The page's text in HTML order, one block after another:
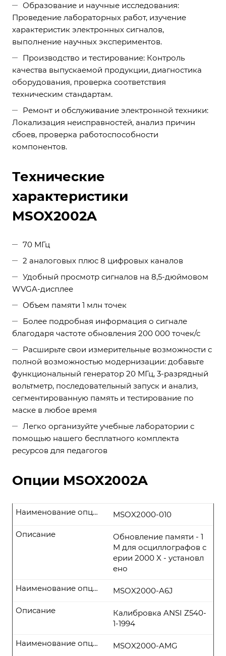
Образование и научные исследования:
Проведение лабораторных работ, изучение
характеристик электронных сигналов,
выполнение научных экспериментов.
Производство и тестирование: Контроль
качества выпускаемой продукции, диагностика
оборудования, проверка соответствия
техническим стандартам.
Ремонт и обслуживание электронной техники:
Локализация неисправностей, анализ причин
сбоев, проверка работоспособности
компонентов.
Технические
характеристики
MSOX2002A
70 МГц
2 аналоговых плюс 8 цифровых каналов
Удобный просмотр сигналов на 8,5-дюймовом
WVGA-дисплее
Объем памяти 1 млн точек
Более подробная информация о сигнале
благодаря частоте обновления 200 000 точек/с
Расширьте свои измерительные возможности с
полной возможностью модернизации: добавьте
функциональный генератор 20 МГц, 3-разрядный
вольтметр, последовательный запуск и анализ,
сегментированную память и тестирование по
маске в любое время
Легко организуйте учебные лаборатории с
помощью нашего бесплатного комплекта
ресурсов для педагогов
Опции MSOX2002A
MSOX2000-010
Наименование опции
Обновление памяти - 1
М для осциллографов с
ерии 2000 X - установл
ено
Описание
MSOX2000-A6J
Наименование опции
Калибровка ANSI Z540-
1-1994
Описание
MSOX2000-AMG
Наименование опции